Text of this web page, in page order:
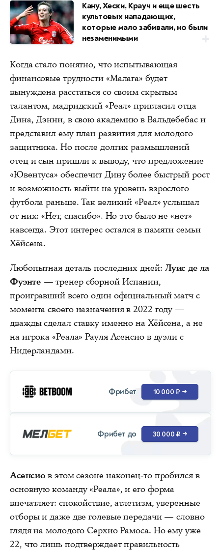
Кану, Хески, Крауч и еще шесть
культовых нападающих,
которые мало забивали, но были
незаменимыми
Когда стало понятно, что испытывающая
финансовые трудности «Малага» будет
вынуждена расстаться со своим скрытым
талантом, мадридский «Реал» пригласил отца
Дина, Дэнни, в свою академию в Вальдебебас и
представил ему план развития для молодого
защитника. Но после долгих размышлений
отец и сын пришли к выводу, что предложение
«Ювентуса» обеспечит Дину более быстрый рост
и возможность выйти на уровень взрослого
футбола раньше. Так великий «Реал» услышал
от них: «Нет, спасибо». Но это было не «нет»
навсегда. Этот интерес остался в памяти семьи
Хёйсена.
Любопытная деталь последних дней: Луис де ла
Фуэнте — тренер сборной Испании,
проигравший всего один официальный матч с
момента своего назначения в 2022 году —
дважды сделал ставку именно на Хёйсена, а не
на игрока «Реала» Рауля Асенсио в дуэли с
Нидерландами.
Фрибет 10 000 ₽ →
Фрибет до 30 000 ₽ →
Асенсио в этом сезоне наконец-то пробился в
основную команду «Реала», и его форма
впечатляет: спокойствие, атлетизм, уверенные
отборы и даже две голевые передачи — словно
глядя на молодого Серхио Рамоса. Но ему уже
22, что лишь подтверждает правильность